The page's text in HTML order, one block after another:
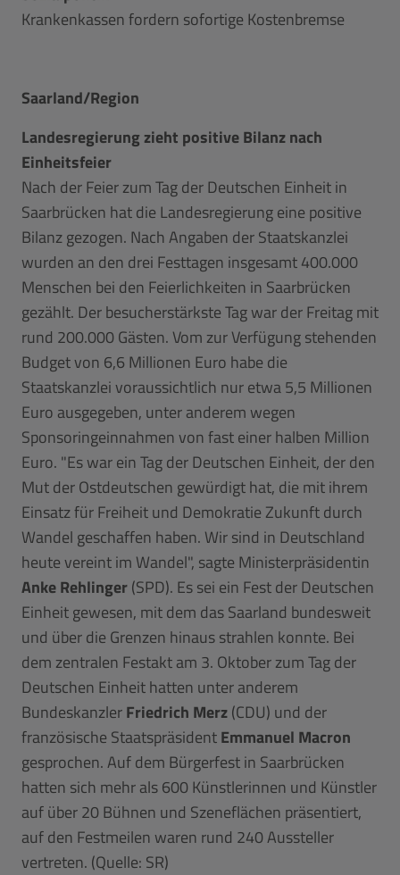
Krankenkassen fordern sofortige Kostenbremse
Saarland/Region
Landesregierung zieht positive Bilanz nach
Einheitsfeier
Nach der Feier zum Tag der Deutschen Einheit in
Saarbrücken hat die Landesregierung eine positive
Bilanz gezogen. Nach Angaben der Staatskanzlei
wurden an den drei Festtagen insgesamt 400.000
Menschen bei den Feierlichkeiten in Saarbrücken
gezählt. Der besucherstärkste Tag war der Freitag mit
rund 200.000 Gästen. Vom zur Verfügung stehenden
Budget von 6,6 Millionen Euro habe die
Staatskanzlei voraussichtlich nur etwa 5,5 Millionen
Euro ausgegeben, unter anderem wegen
Sponsoringeinnahmen von fast einer halben Million
Euro. "Es war ein Tag der Deutschen Einheit, der den
Mut der Ostdeutschen gewürdigt hat, die mit ihrem
Einsatz für Freiheit und Demokratie Zukunft durch
Wandel geschaffen haben. Wir sind in Deutschland
heute vereint im Wandel", sagte Ministerpräsidentin
Anke Rehlinger(SPD). Es sei ein Fest der Deutschen
Einheit gewesen, mit dem das Saarland bundesweit
und über die Grenzen hinaus strahlen konnte. Bei
dem zentralen Festakt am 3. Oktober zum Tag der
Deutschen Einheit hatten unter anderem
BundeskanzlerFriedrich Merz(CDU) und der
französische StaatspräsidentEmmanuel Macron
gesprochen. Auf dem Bürgerfest in Saarbrücken
hatten sich mehr als 600 Künstlerinnen und Künstler
auf über 20 Bühnen und Szeneflächen präsentiert,
auf den Festmeilen waren rund 240 Aussteller
vertreten. (Quelle: SR)